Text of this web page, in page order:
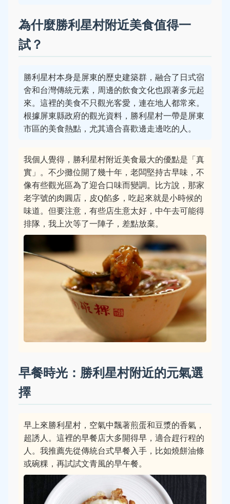
為什麼勝利星村附近美食值得一
試？
勝利星村本身是屏東的歷史建築群，融合了日式宿
舍和台灣傳統元素，周邊的飲食文化也跟著多元起
來。這裡的美食不只觀光客愛，連在地人都常來。
根據屏東縣政府的觀光資料，勝利星村一帶是屏東
市區的美食熱點，尤其適合喜歡邊走邊吃的人。
我個人覺得，勝利星村附近美食最大的優點是「真
實」。不少攤位開了幾十年，老闆堅持古早味，不
像有些觀光區為了迎合口味而變調。比方說，那家
老字號的肉圓店，皮Q餡多，吃起來就是小時候的
味道。但要注意，有些店生意太好，中午去可能得
排隊，我上次等了一陣子，差點放棄。
早餐時光：勝利星村附近的元氣選
擇
早上來勝利星村，空氣中飄著煎蛋和豆漿的香氣，
超誘人。這裡的早餐店大多開得早，適合趕行程的
人。我推薦先從傳統台式早餐入手，比如燒餅油條
或碗粿，再試試文青風的早午餐。